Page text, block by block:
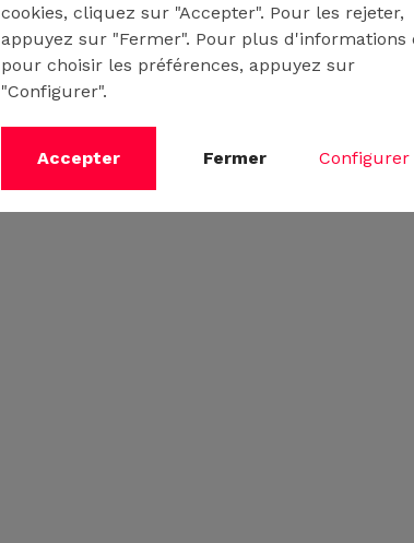
cookies, cliquez sur "Accepter". Pour les rejeter,
appuyez sur "Fermer". Pour plus d'informations
pour choisir les préférences, appuyez sur
"Configurer".
Accepter Fermer Configurer